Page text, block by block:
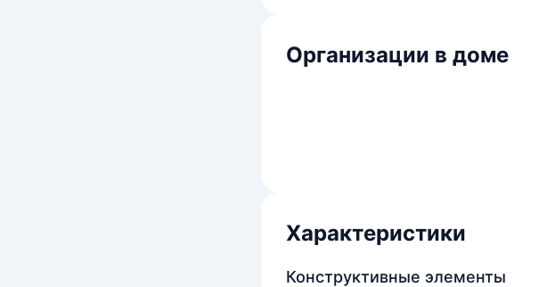
Организации в доме
Характеристики
Конструктивные элементы